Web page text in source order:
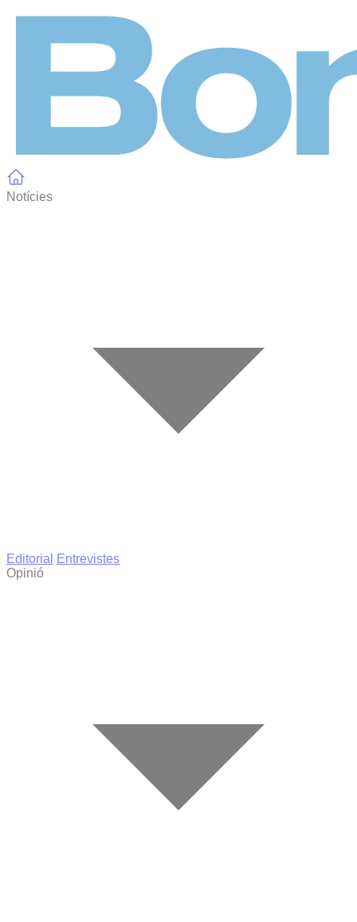
Notícies
Editorial
Entrevistes
Opinió